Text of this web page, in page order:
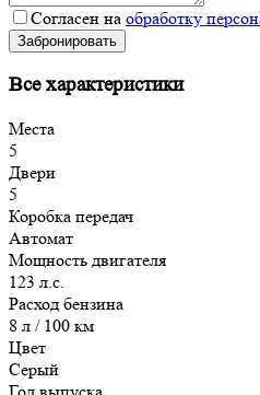
Согласен на обработку
Забронировать
Все характеристики
Места
5
Двери
5
Коробка передач
Автомат
Мощность двигателя
123 л.с.
Расход бензина
8 л / 100 км
Цвет
Серый
Год выпуска